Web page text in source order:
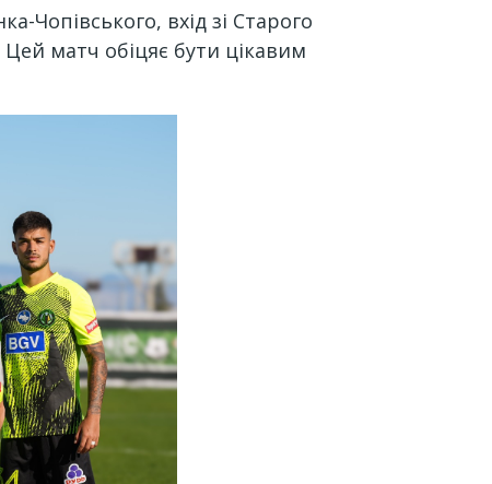
Чопівського, вхід зі Старого
Цей матч обіцяє бути цікавим